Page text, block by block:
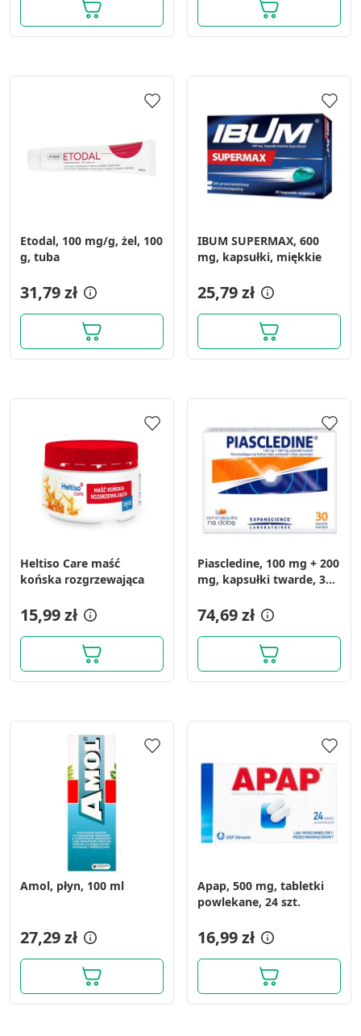
Etodal, 100 mg/g, żel, 100
g, tuba
31,79 zł
IBUM SUPERMAX, 600
mg, kapsułki, miękkie
25,79 zł
Heltiso Care maść
końska rozgrzewająca
15,99 zł
Piascledine, 100 mg + 200
mg, kapsułki twarde, 30
74,69 zł
Amol, płyn, 100 ml
27,29 zł
Apap, 500 mg, tabletki
powlekane, 24 szt.
16,99 zł
Funkcje specjalne IAB:
Użycie dokładnych danych
Identyfikowanie urządzeń na podstawie
aktywnie żądanych informacji
Niezbędne